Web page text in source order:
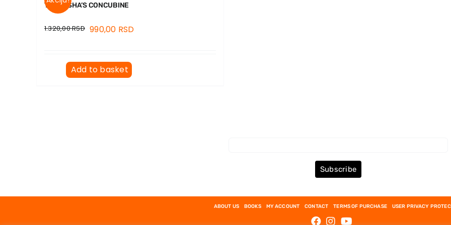
THE PASHA’S CONCUBINE
1.320,00RSD 990,00 RSD
Add to basket
Subscribe
ABOUT US BOOKS MY ACCOUNT CONTACT TERMS OF PURCHASE USER PRIVACY